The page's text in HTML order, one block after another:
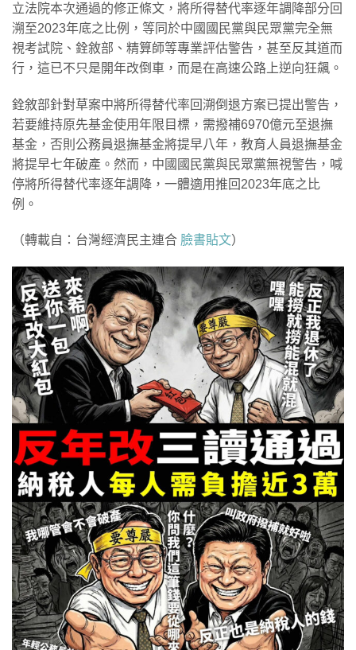
​立法院本次通過的修正條文，將所得替代率逐年調降部分回
溯至2023年底之比例，等同於中國國民黨與民眾黨完全無
視考試院、銓敘部、精算師等專業評估警告，甚至反其道而
行，這已不只是開年改倒車，而是在高速公路上逆向狂飆。
​銓敘部針對草案中將所得替代率回溯倒退方案已提出警告，
若要維持原先基金使用年限目標，需撥補6970億元至退撫
基金，否則公務員退撫基金將提早八年，教育人員退撫基金
將提早七年破產。然而，中國國民黨與民眾黨無視警告，喊
停將所得替代率逐年調降，一體適用推回2023年底之比
例。
​（轉載自：台灣經濟民主連合 臉書貼文）